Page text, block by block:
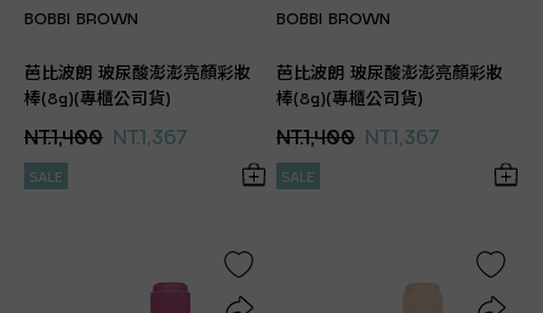
BOBBI BROWN
芭比波朗 玻尿酸澎澎亮顏彩妝
棒(8g)(專櫃公司貨)
NT.1,400 NT.1,367
SALE
BOBBI BROWN
芭比波朗 玻尿酸澎澎亮顏彩妝
棒(8g)(專櫃公司貨)
NT.1,400 NT.1,367
SALE